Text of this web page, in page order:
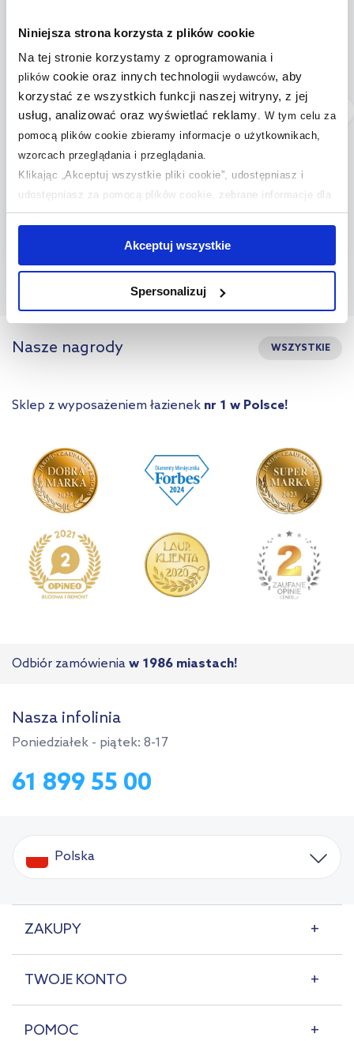
Niniejsza strona korzysta z plików cookie
Na tej stronie korzystamy z oprogramowania i
plikówcookie oraz innych technologii wydawców, aby
korzystać ze wszystkich funkcji naszej witryny, z jej
usług, analizować oraz wyświetlać reklamy. W tym celu za
pomocą plików cookie zbieramy informacje o użytkownikach,
wzorcach przeglądania i przeglądania.
Klikając „Akceptuj wszystkie pliki cookie”, udostępniasz i
udostępniasz za pomocą plików cookie, zebrane informacje dla
użytkowników zewnętrznych, a także nasi partnerzy reklamowi.
jednak, że zablokowane niektóre pliki cookie mogą mieć wpływ
na sposób dostarczania treści niedostosowanych do potrzeb
kliknij „Ustawienia plików cookie”.
Jeśli chcesz uzyskać więcej
Akceptuj wszystkie
Spersonalizuj
Dostępność: 24h!
Geberit Duofix
wsporniki dystansowe
111.815.00.1
Dostępność:24h!
Omnires Ottawa miska
WC z deską
wolnoopadającą biały
połysk OTTAWAMWBP
Nasze nagrody WSZYSTKIE
Sklep z wyposażeniem łazienek nr 1 w Polsce!
Odbiór zamówienia w 1986 miastach!
Nasza infolinia
Poniedziałek - piątek: 8-17
61 899 55 00
Polska
ZAKUPY
TWOJE KONTO
POMOC